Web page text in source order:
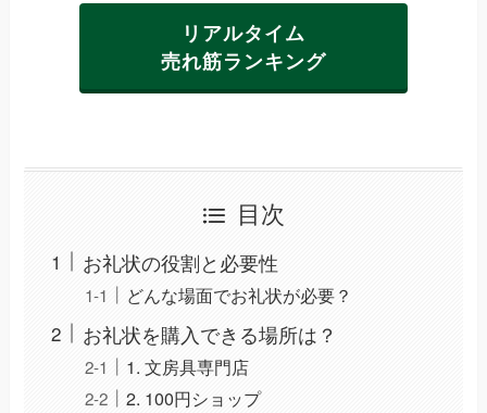
リアルタイム
売れ筋ランキング
目次
お礼状の役割と必要性
どんな場面でお礼状が必要？
お礼状を購入できる場所は？
1. 文房具専門店
2. 100円ショップ